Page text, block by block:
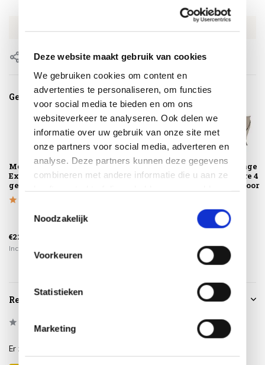
Deze website maakt gebruik van cookies
We gebruiken cookies om content en
advertenties te personaliseren, om functies
voor social media te bieden en om ons
websiteverkeer te analyseren. Ook delen we
informatie over uw gebruik van onze site met
onze partners voor social media, adverteren en
analyse. Deze partners kunnen deze gegevens
combineren met andere informatie die u aan ze
Noodzakelijk
Voorkeuren
Statistieken
Marketing
Delen
Gerelateerde producten
Montagelevering -
Extra gemak &
geen afval
€225,00
Incl. btw
Montera 3-zits
loungebank terre 4
Montera lounge
tuinstoel terre 4
Seasons Outdoor
€1.269,00
Incl. btw
Reviews
Er zijn nog geen reviews geschreven over dit product..